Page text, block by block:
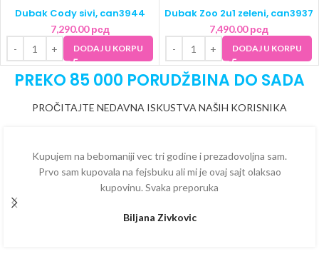
Dubak Cody sivi, can3944
7,290.00рсд
DODAJ U KORPU
Dubak Zoo 2u1 zeleni, can3937
7,490.00рсд
DODAJ U KORPU
PREKO 85 000 PORUDŽBINA DO SADA
PROČITAJTE NEDAVNA ISKUSTVA NAŠIH KORISNIKA
Kupujem na bebomaniji vec tri godine i prezadovoljna sam.
Prvo sam kupovala na fejsbuku ali mi je ovaj sajt olaksao
kupovinu. Svaka preporuka
Biljana Zivkovic